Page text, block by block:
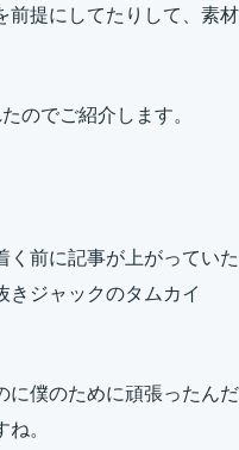
前提にしてたりして、素材
のでご紹介します。
く前に記事が上がっていた
きジャックのタムカイ
に僕のために頑張ったんだ
。